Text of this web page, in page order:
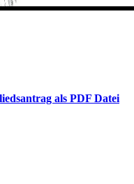
als PDF Datei